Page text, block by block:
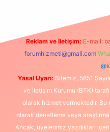
Reklam ve İletişim: E-mail:
forumhizmeti@gmail.com
Yasal Uyarı: Sitemiz, 5651
ve İletişim Kurumu (BTK)
olarak hizmet vermektedir.
olarak denetleme veya
Ancak, üyelerimiz yazdıkları